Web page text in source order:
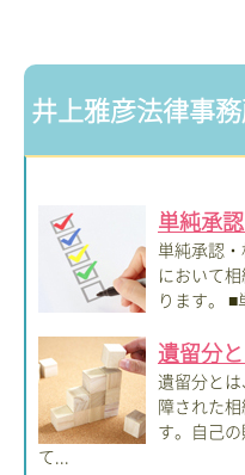
井上雅彦法律事
単純承
単純承認
において
ります。 ■
遺留分
遺留分と
障された
す。自己
て...